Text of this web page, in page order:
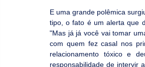
E uma grande polêmica
tipo, o fato é um alerta que
"Mas já já você vai tomar
com quem fez casal nos
relacionamento tóxico e
responsabilidade de intervir